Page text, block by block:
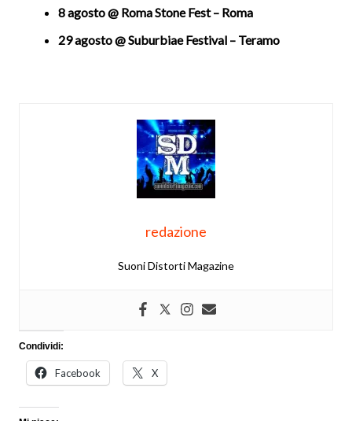
8 agosto @ Roma Stone Fest – Roma
29 agosto @ Suburbiae Festival – Teramo
redazione
Suoni Distorti Magazine
Condividi:
Facebook X